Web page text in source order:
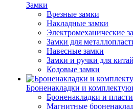
Замки
Врезные замки
Накладные замки
Электромеханические
Замки для
Навесные замки
Замки и ручки для
Кодовые замки
Броненакладки и
Броненакладки и
Магнитные